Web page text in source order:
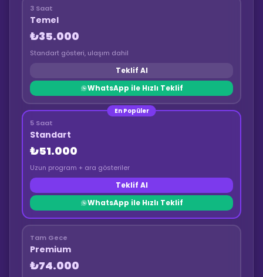
3 Saat
Temel
₺35.000
Standart gösteri, ulaşım dahil
Teklif Al
WhatsApp ile Hızlı Teklif
En Popüler
5 Saat
Standart
₺51.000
Uzun program + ara gösteriler
Teklif Al
WhatsApp ile Hızlı Teklif
Tam Gece
Premium
₺74.000